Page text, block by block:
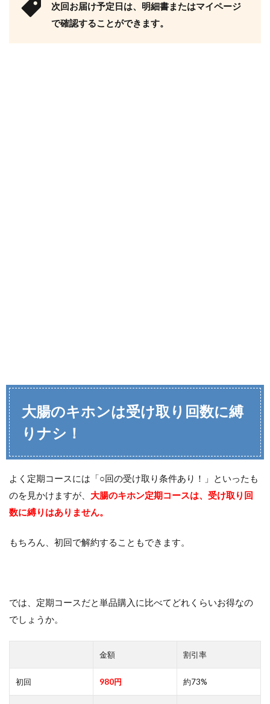
次回お届け予定日は、明細書またはマイページ
で確認することができます。
大腸のキホンは受け取り回数に縛
りナシ！
よく定期コースには「○回の受け取り条件あり！」といったも
のを見かけますが、 大腸のキホン定期コースは、受け取り回
数に縛りはありません。
もちろん、初回で解約することもできます。
では、定期コースだと単品購入に比べてどれくらいお得なの
でしょうか。
金額 割引率
初回 980円 約73%